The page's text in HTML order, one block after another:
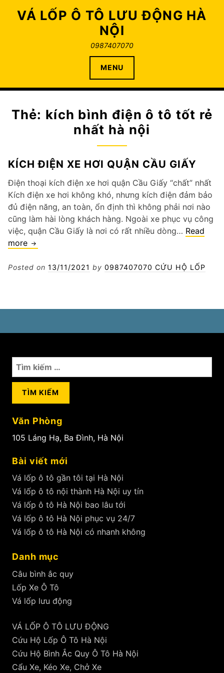
VÁ LỐP Ô TÔ LƯU ĐỘNG HÀ
NỘI
0987407070
MENU
Thẻ: kích bình điện ô tô tốt rẻ
nhất hà nội
KÍCH ĐIỆN XE HƠI QUẬN CẦU GIẤY
Điện thoại kích điện xe hơi quận Cầu Giấy “chất” nhất
Kích điện xe hơi không khó, nhưng kích điện đảm bảo
đủ điện năng, an toàn, ổn định thì không phải nơi nào
cũng làm hài lòng khách hàng. Ngoài xe phục vụ công
việc, quận Cầu Giấy là nơi có rất nhiều dòng… Read
more Kích
xe
Posted on 13/11/2021 by 0987407070 CỨU HỘ LỐP
Tìm
kiếm
cho:
Văn Phòng
105 Láng Hạ, Ba Đình, Hà Nội
Bài viết mới
Vá lốp ô tô gần tôi tại Hà Nội
Vá lốp ô tô nội thành Hà Nội uy tín
Vá lốp ô tô Hà Nội bao lâu tới
Vá lốp ô tô Hà Nội phục vụ 24/7
Vá lốp ô tô Hà Nội có nhanh không
Danh mục
Câu bình ắc quy
Lốp Xe Ô Tô
Vá lốp lưu động
VÁ LỐP Ô TÔ LƯU ĐỘNG
Cứu Hộ Lốp Ô Tô Hà Nội
Cứu Hộ Bình Ắc Quy Ô Tô Hà Nội
Cẩu Xe, Kéo Xe, Chở Xe